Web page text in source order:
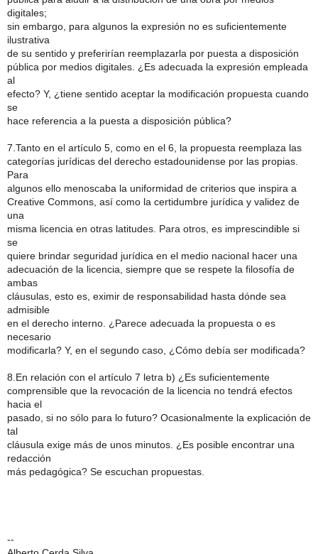
digitales;
sin embargo, para algunos la expresión no es suficientemente
ilustrativa
de su sentido y preferirían reemplazarla por puesta a disposición
pública por medios digitales. ¿Es adecuada la expresión empleada
al
efecto? Y, ¿tiene sentido aceptar la modificación propuesta cuando
se
hace referencia a la puesta a disposición pública?
7.Tanto en el artículo 5, como en el 6, la propuesta reemplaza las
categorías jurídicas del derecho estadounidense por las propias.
Para
algunos ello menoscaba la uniformidad de criterios que inspira a
Creative Commons, así como la certidumbre jurídica y validez de
una
misma licencia en otras latitudes. Para otros, es imprescindible si
se
quiere brindar seguridad jurídica en el medio nacional hacer una
adecuación de la licencia, siempre que se respete la filosofía de
ambas
cláusulas, esto es, eximir de responsabilidad hasta dónde sea
admisible
en el derecho interno. ¿Parece adecuada la propuesta o es
necesario
modificarla? Y, en el segundo caso, ¿Cómo debía ser modificada?
8.En relación con el artículo 7 letra b) ¿Es suficientemente
comprensible que la revocación de la licencia no tendrá efectos
hacia el
pasado, si no sólo para lo futuro? Ocasionalmente la explicación de
tal
cláusula exige más de unos minutos. ¿Es posible encontrar una
redacción
más pedagógica? Se escuchan propuestas.
--